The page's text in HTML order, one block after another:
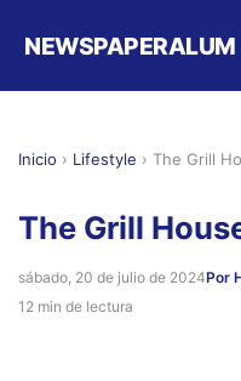
NEWSPAPERALUM
Inicio › Lifestyle › The Grill
The Grill
sábado, 20 de julio de 2024Por
12 min de lectura